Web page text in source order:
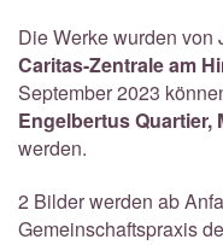
Die Werke wurden von
Caritas-Zentrale am
September 2023
Engelbertus Quartier,
werden.
2 Bilder werden ab
Gemeinschaftspraxis